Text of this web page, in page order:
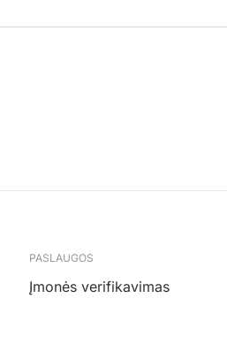
PASLAUGOS
Įmonės verifikavimas